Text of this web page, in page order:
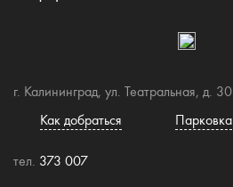
г. Калининград, ул. Театральная, д. 30
Как добраться
Парковка
тел. 373 007